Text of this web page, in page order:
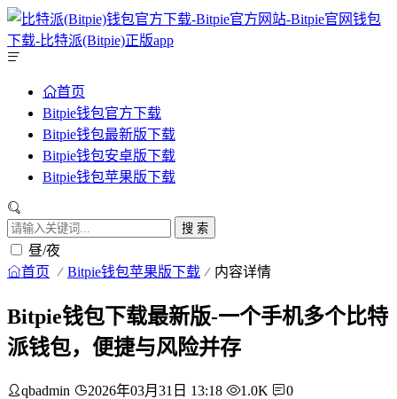
首页
Bitpie钱包官方下载
Bitpie钱包最新版下载
Bitpie钱包安卓版下载
Bitpie钱包苹果版下载
搜 索
昼/夜
首页 Bitpie钱包苹果版下载 内容详情
Bitpie钱包下载最新版-一个手机多个比特
派钱包，便捷与风险并存
qbadmin 2026年03月31日 13:18 1.0K 0